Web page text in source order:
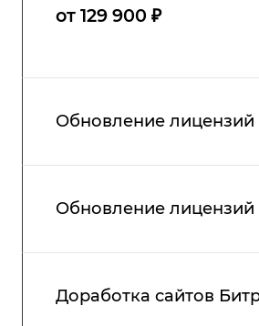
от 129 900 ₽
Обновление лицензий
Обновление лицензий
Доработка сайтов